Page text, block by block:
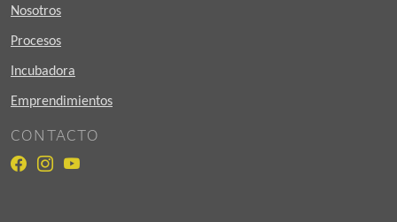
Nosotros
Procesos
Incubadora
Emprendimientos
CONTACTO